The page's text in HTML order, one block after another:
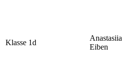
Klasse 1d
Anastasiia
Eiben